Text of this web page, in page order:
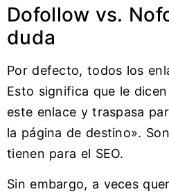
Dofollow vs.
duda
Por defecto, todos los
Esto significa que le
este enlace y traspasa
la página de destino».
tienen para el SEO.
Sin embargo, a veces